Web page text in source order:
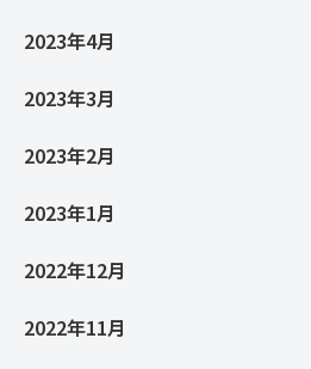
2023年4月
2023年3月
2023年2月
2023年1月
2022年12月
2022年11月